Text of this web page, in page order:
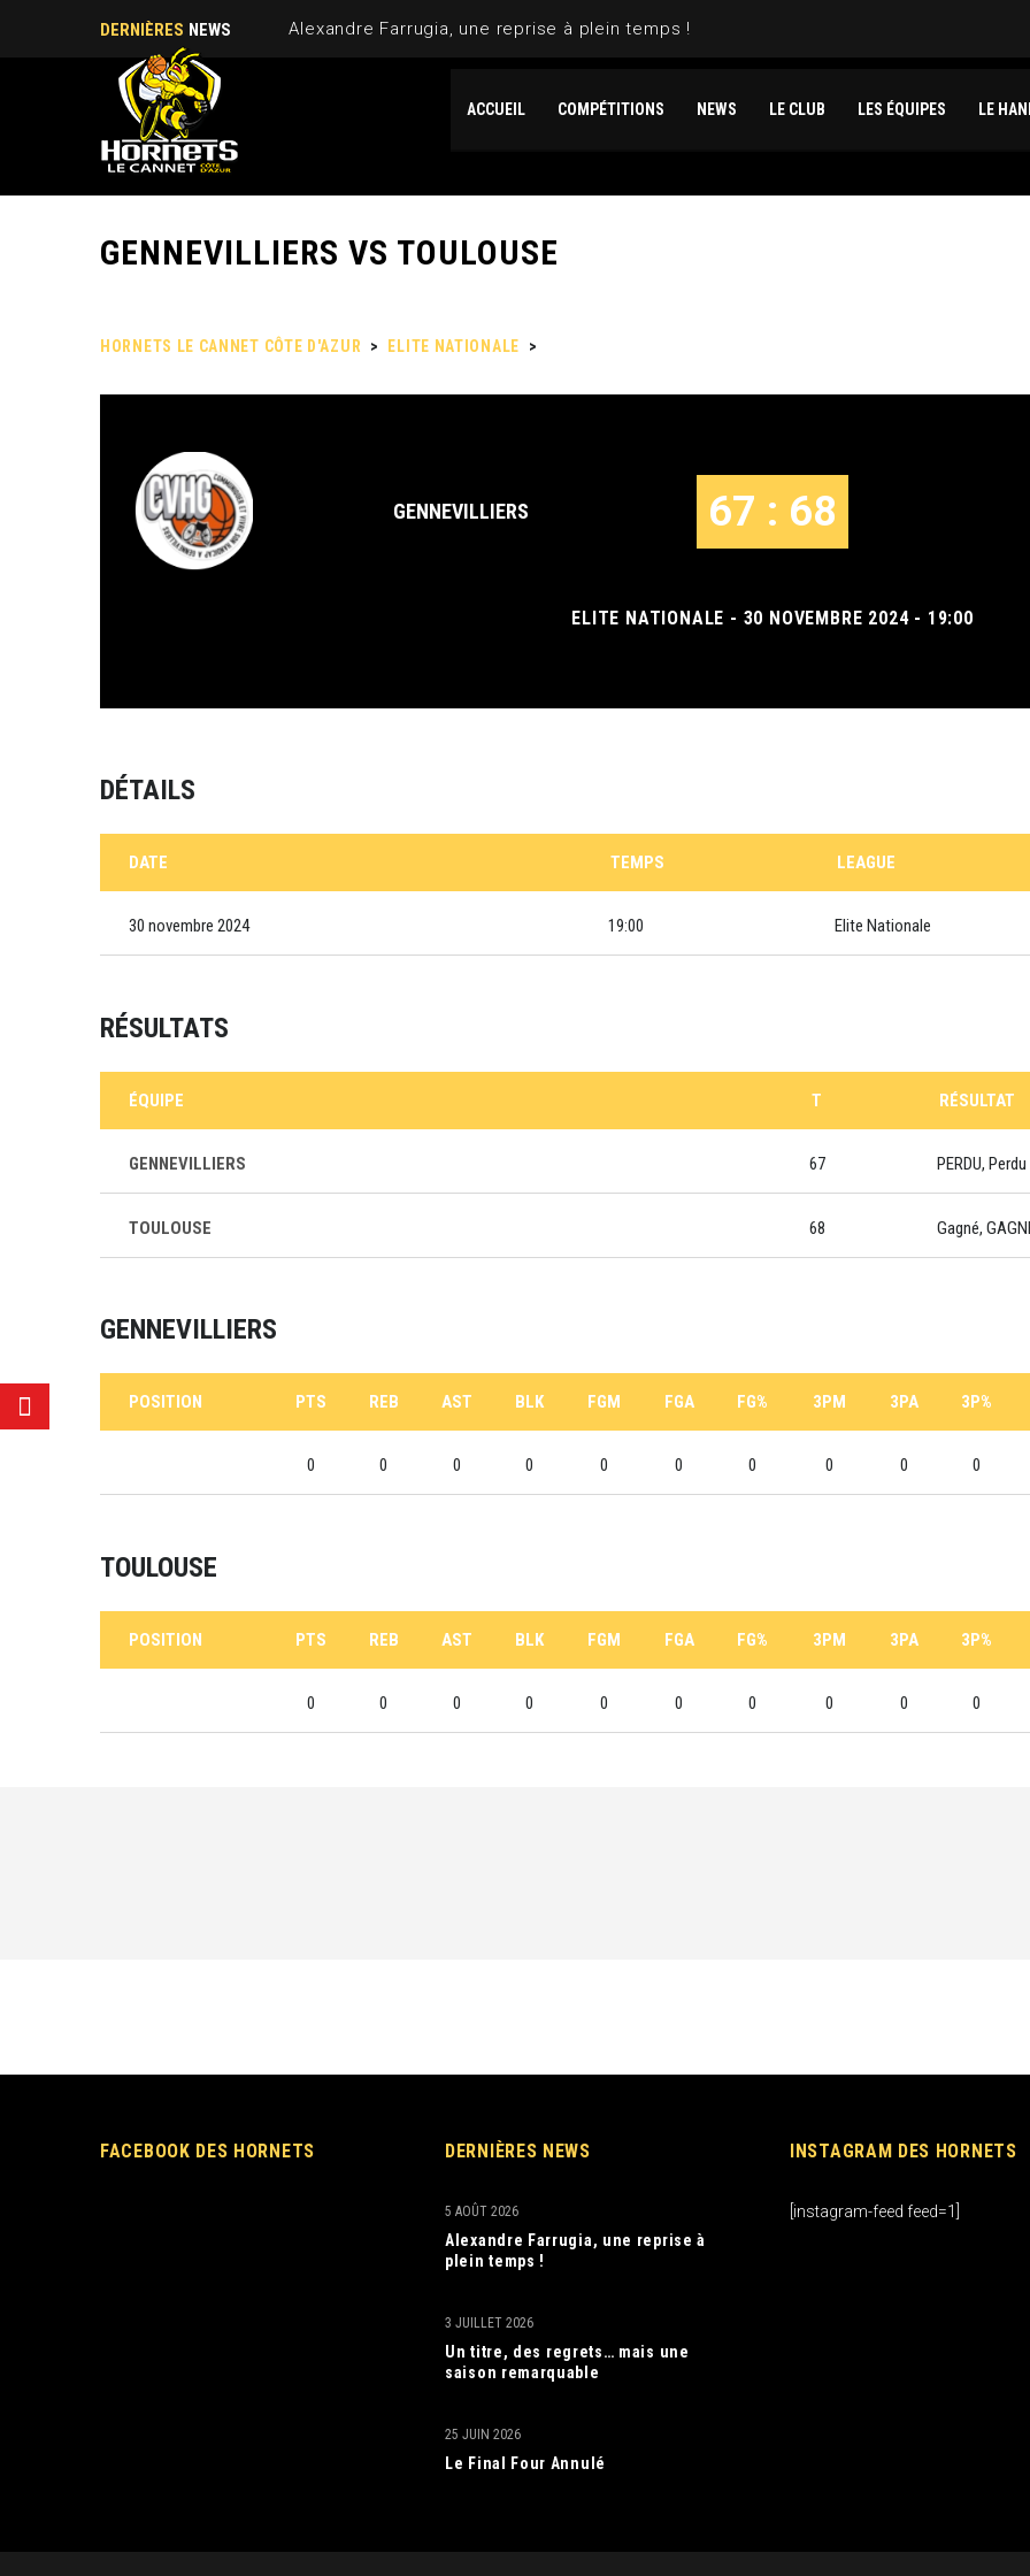
DERNIÈRES NEWS Alexandre Farrugia, une reprise à plein temps !
ACCUEIL COMPÉTITIONS NEWS LE CLUB LES ÉQUIPES LE
GENNEVILLIERS VS TOULOUSE
HORNETS LE CANNET CÔTE D'AZUR > ELITE NATIONALE >
GENNEVILLIERS 67 : 68
ELITE NATIONALE - 30 NOVEMBRE 2024 - 19:00
DÉTAILS
DATE TEMPS LEAGUE
30 novembre 2024 19:00 Elite Nationale
RÉSULTATS
ÉQUIPE T RÉSULTAT
GENNEVILLIERS 67 PERDU, Perdu
TOULOUSE 68 Gagné,
GENNEVILLIERS
POSITION PTS REB AST BLK FGM FGA FG% 3PM 3PA 3P%
0 0 0 0 0 0 0 0 0 0
TOULOUSE
POSITION PTS REB AST BLK FGM FGA FG% 3PM 3PA 3P%
0 0 0 0 0 0 0 0 0 0
FACEBOOK DES HORNETS DERNIÈRES NEWS
Alexandre Farrugia, une reprise à
plein temps !
5 AOÛT 2026
Un titre, des regrets… mais une
saison remarquable
3 JUILLET 2026
Le Final Four Annulé
25 JUIN 2026
INSTAGRAM DES HORNETS
[instagram-feed feed=1]